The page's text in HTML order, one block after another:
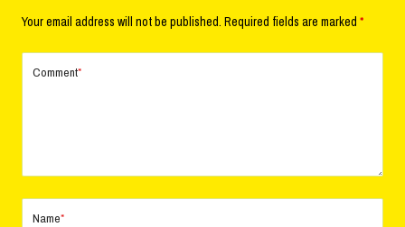
Your email address will not be published. Required fields are marked *
Comment*
Name*